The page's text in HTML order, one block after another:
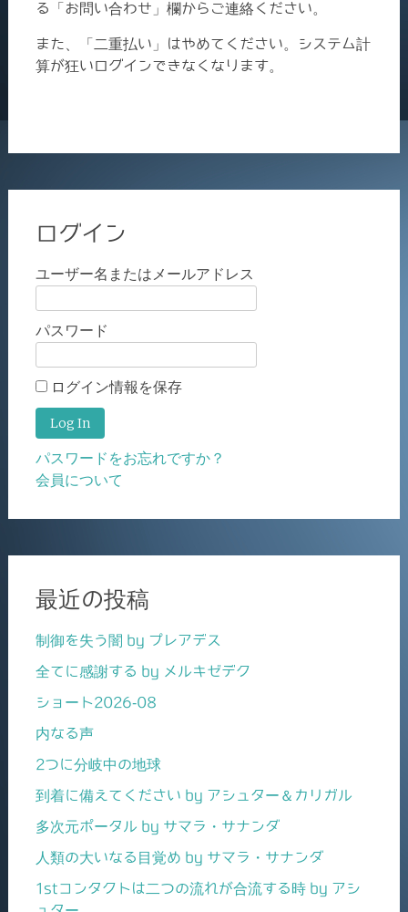
る「お問い合わせ」欄からご連絡ください。
また、「二重払い」はやめてください。システム計
算が狂いログインできなくなります。
ログイン
ユーザー名またはメールアドレス
パスワード
ログイン情報を保存
パスワードをお忘れですか？
会員について
最近の投稿
制御を失う闇 by プレアデス
全てに感謝する by メルキゼデク
ショート2026-08
内なる声
2つに分岐中の地球
到着に備えてください by アシュター＆カリガル
多次元ポータル by サマラ・サナンダ
人類の大いなる目覚め by サマラ・サナンダ
1stコンタクトは二つの流れが合流する時 by アシ